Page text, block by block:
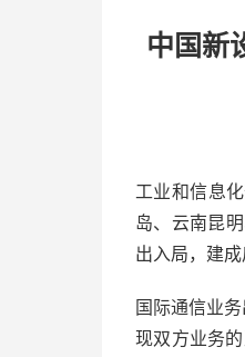
中国新
工业和信息
岛、云南昆
出入局，建
国际通信业
现双方业务